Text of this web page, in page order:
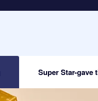
Super Star-gave